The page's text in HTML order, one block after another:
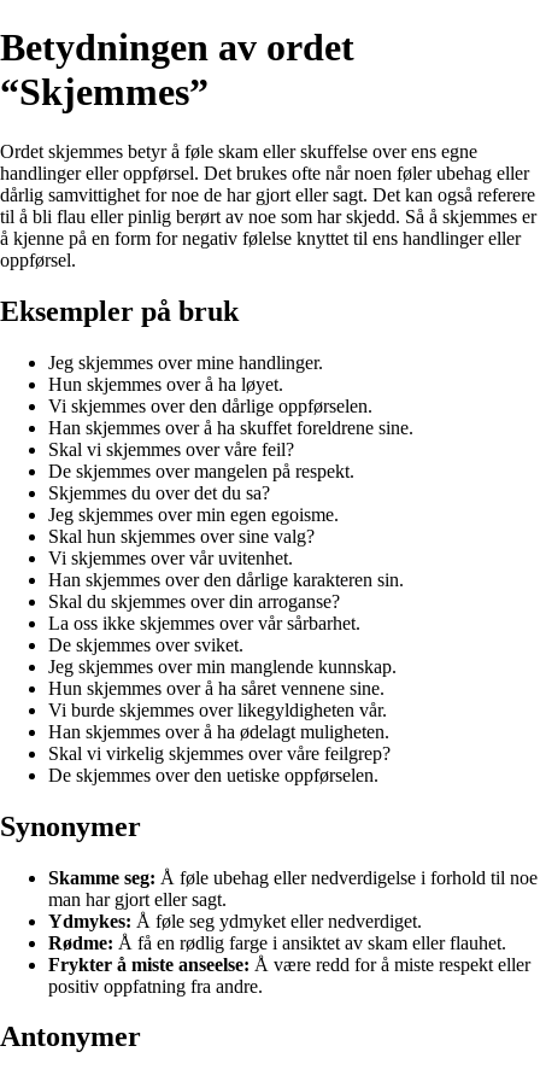
Betydningen av ordet
“Skjemmes”
Ordet skjemmes betyr å føle skam eller skuffelse over ens egne
handlinger eller oppførsel. Det brukes ofte når noen føler ubehag eller
dårlig samvittighet for noe de har gjort eller sagt. Det kan også referere
til å bli flau eller pinlig berørt av noe som har skjedd. Så å skjemmes er
å kjenne på en form for negativ følelse knyttet til ens handlinger eller
oppførsel.
Eksempler på bruk
Jeg skjemmes over mine handlinger.
Hun skjemmes over å ha løyet.
Vi skjemmes over den dårlige oppførselen.
Han skjemmes over å ha skuffet foreldrene sine.
Skal vi skjemmes over våre feil?
De skjemmes over mangelen på respekt.
Skjemmes du over det du sa?
Jeg skjemmes over min egen egoisme.
Skal hun skjemmes over sine valg?
Vi skjemmes over vår uvitenhet.
Han skjemmes over den dårlige karakteren sin.
Skal du skjemmes over din arroganse?
La oss ikke skjemmes over vår sårbarhet.
De skjemmes over sviket.
Jeg skjemmes over min manglende kunnskap.
Hun skjemmes over å ha såret vennene sine.
Vi burde skjemmes over likegyldigheten vår.
Han skjemmes over å ha ødelagt muligheten.
Skal vi virkelig skjemmes over våre feilgrep?
De skjemmes over den uetiske oppførselen.
Synonymer
Skamme seg: Å føle ubehag eller nedverdigelse i forhold til noe
man har gjort eller sagt.
Ydmykes: Å føle seg ydmyket eller nedverdiget.
Rødme: Å få en rødlig farge i ansiktet av skam eller flauhet.
Frykter å miste anseelse: Å være redd for å miste respekt eller
positiv oppfatning fra andre.
Antonymer